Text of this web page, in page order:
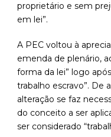
proprietário e sem
em lei”.
A PEC voltou à
emenda de plenário,
forma da lei” logo
trabalho escravo”. De
alteração se faz
do conceito a ser
ser considerado